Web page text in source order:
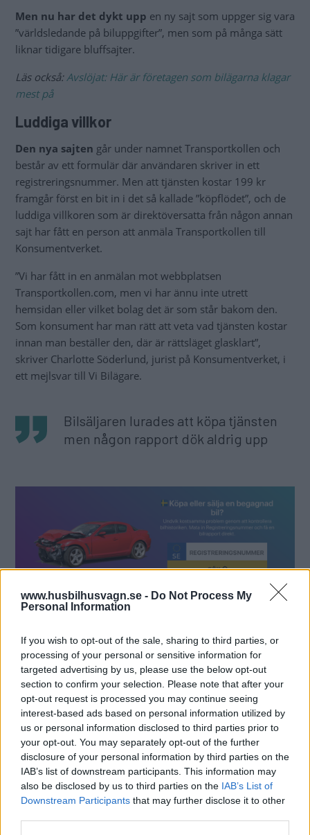
www.husbilhusvagn.se - Do Not Process My
Personal Information
If you wish to opt-out of the sale, sharing to third parties, or
processing of your personal or sensitive information for
targeted advertising by us, please use the below opt-out
section to confirm your selection. Please note that after your
opt-out request is processed you may continue seeing
interest-based ads based on personal information utilized by
us or personal information disclosed to third parties prior to
your opt-out. You may separately opt-out of the further
disclosure of your personal information by third parties on the
IAB’s list of downstream participants. This information may
also be disclosed by us to third parties on the IAB’s List of
Downstream Participants that may further disclose it to other
Men nu har det dykt upp en ny sajt som uppger sig vara
”världsledande på biluppgifter”, men som på många sätt
liknar tidigare bluffsajter.
Läs också: Avslöjat: Här är företagen som bilägarna klagar
mest på
Luddiga villkor
Den nya sajten går under namnet Transportkollen och
består av ett formulär där användaren skriver in ett
registreringsnummer. Men att tjänsten kostar 199 kr
framgår först en bit in i det så kallade ”köpflödet”, och de
luddiga villkoren som är direktöversatta från någon annan
sajt har fått en person att anmäla Transportkollen till
Konsumentverket.
”Vi har fått in en anmälan mot webbplatsen
Transportkollen.com, men vi har ännu inte utrett
hemsidan eller vilket bolag det är som står bakom den.
Som konsument har man rätt att veta vad tjänsten kostar
innan man beställer den, där är rättsläget glasklart”,
skriver Charlotte Söderlund, jurist på Konsumentverket, i
ett mejlsvar till Vi Bilägare.
Bilsäljaren lurades att köpa tjänsten
men någon rapport dök aldrig upp
användarbetyget på 4,7 stjärnor kommer från och villkoren för sidan är
direktöversatta.
Falska spekulanter
En läsare som varit i kontakt med Vi Bilägare har blivit
kontaktat av en person som uppgav sig vara spekulant på
hans bil som är till salu. Personen ville ha ett utdrag från
Transportkollen och accepterade ingen annan tjänst som
exempelvis Carfax och det kändes som ett bedrägeri,
uppger läsaren.